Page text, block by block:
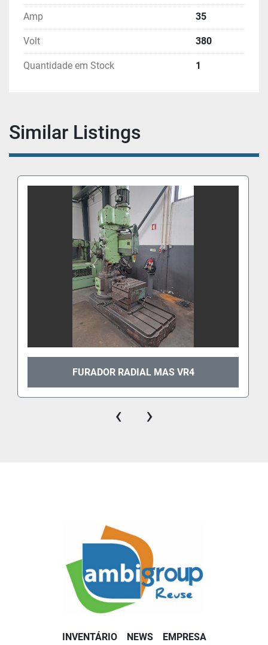
Amp 35
Volt 380
Quantidade em Stock 1
Similar Listings
FURADOR RADIAL MAS VR4
‹ ›
INVENTÁRIO NEWS EMPRESA